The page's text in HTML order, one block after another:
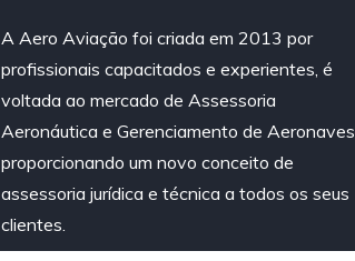
A Aero Aviação foi criada em 2013 por
profissionais capacitados e experientes, é
voltada ao mercado de Assessoria
Aeronáutica e Gerenciamento de Aeronaves
proporcionando um novo conceito de
assessoria jurídica e técnica a todos os seus
clientes.